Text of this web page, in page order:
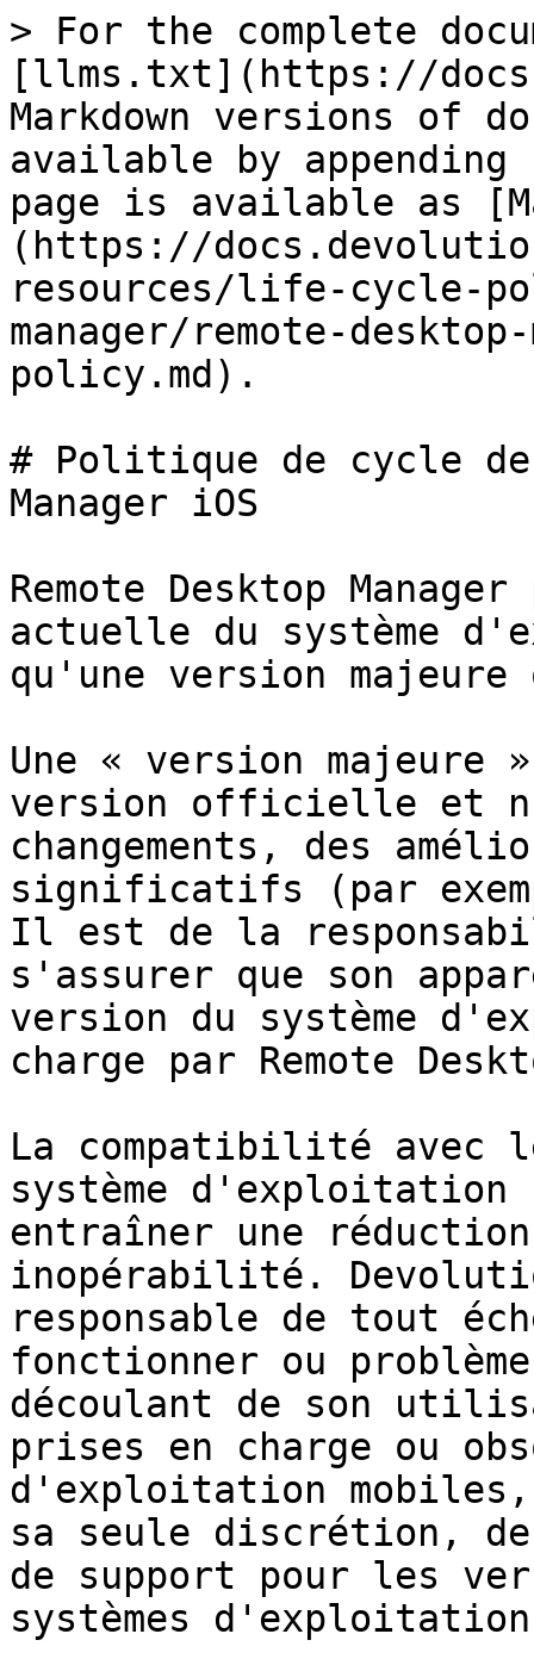
> For the complete
[llms.txt](https://
Markdown versions of
available by
page is available as
(https://
resources/life-cycle-
manager/remote-
policy.md).
# Politique de cycle de
Manager iOS
Remote Desktop
actuelle du système
qu'une version
Une « version majeure
version officielle et
changements, des
significatifs (par
Il est de la
s'assurer que son
version du système
charge par Remote
La compatibilité avec
système
entraîner une
inopérabilité.
responsable de tout
fonctionner ou problème
découlant de son
prises en charge ou
d'exploitation
sa seule discrétion,
de support pour les
systèmes